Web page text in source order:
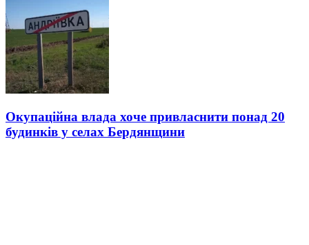
Окупаційна влада хоче привласнити понад 20
будинків у селах Бердянщини